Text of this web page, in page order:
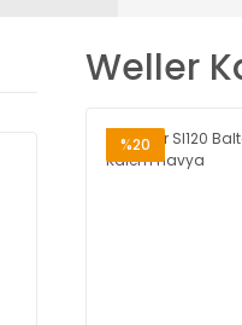
Weller
%20